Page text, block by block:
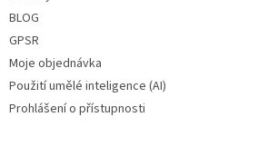
BLOG
GPSR
Moje objednávka
Použití umělé inteligence (AI)
Prohlášení o přístupnosti